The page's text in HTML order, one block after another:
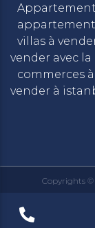
villas à
vender avec
commerces
vender à
Copyrights ©